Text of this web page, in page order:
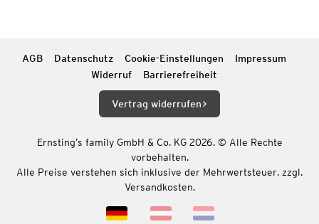
AGB Datenschutz Cookie-Einstellungen
Impressum
Widerruf
Barrierefreiheit
Vertrag widerrufen
Ernsting’s family GmbH & Co. KG 2026. © Alle Rechte
vorbehalten.
Alle Preise verstehen sich inklusive der Mehrwertsteuer, zzgl.
Versandkosten.